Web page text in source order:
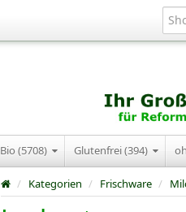
Bio (5708) Glutenfrei (394)
/ Kategorien / Frischware /